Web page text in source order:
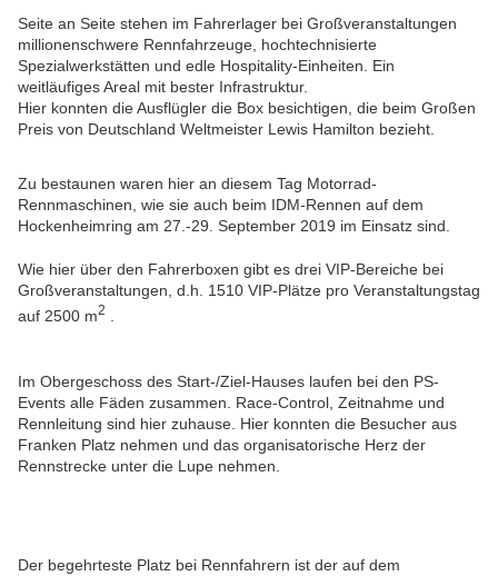
Seite an Seite stehen im Fahrerlager bei Großveranstaltungen
millionenschwere Rennfahrzeuge, hochtechnisierte
Spezialwerkstätten und edle Hospitality-Einheiten. Ein
weitläufiges Areal mit bester Infrastruktur.
Hier konnten die Ausflügler die Box besichtigen, die beim Großen
Preis von Deutschland Weltmeister Lewis Hamilton bezieht.
Zu bestaunen waren hier an diesem Tag Motorrad-
Rennmaschinen, wie sie auch beim IDM-Rennen auf dem
Hockenheimring am 27.-29. September 2019 im Einsatz sind.
Wie hier über den Fahrerboxen gibt es drei VIP-Bereiche bei
Großveranstaltungen, d.h. 1510 VIP-Plätze pro Veranstaltungstag
auf 2500 m2
Im Obergeschoss des Start-/Ziel-Hauses laufen bei den PS-
Events alle Fäden zusammen. Race-Control, Zeitnahme und
Rennleitung sind hier zuhause. Hier konnten die Besucher aus
Franken Platz nehmen und das organisatorische Herz der
Rennstrecke unter die Lupe nehmen.
Der begehrteste Platz bei Rennfahrern ist der auf dem